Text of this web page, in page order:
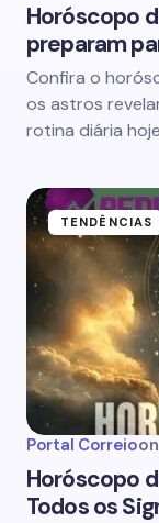
Horóscopo
preparam
Confira o
os astros
rotina diária
TENDÊNCIAS
Portal Correioon
Horóscopo
Todos os